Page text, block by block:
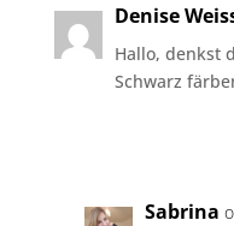
Denise
Hallo, denkst
Schwarz
Sabrina